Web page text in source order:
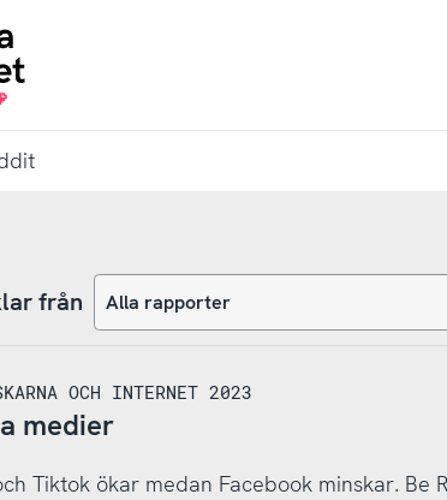
från
OCH INTERNET 2023
medier
Tiktok ökar medan Facebook minskar.